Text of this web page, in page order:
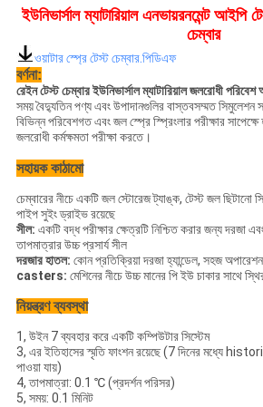
গোপনীয়তা
নীতি
ইউনিভার্সাল ম্যাটারিয়াল এনভায়রনমেন্ট আইপি
চেম্বার
ওয়াটার স্প্রে টেস্ট চেম্বার.পিডিএফ
বর্ণনা:
রেইন টেস্ট চেম্বার ইউনিভার্সাল ম্যাটারিয়াল জলরোধী
সময় বৈদ্যুতিন পণ্য এবং উপাদানগুলির বাস্তবসম্মত সিমুলেশন
বিভিন্ন পরিবেশগত এবং জল স্প্রে স্প্রিংলার পরীক্ষার
জলরোধী কর্মক্ষমতা পরীক্ষা করতে।
সহায়ক কাঠামো
চেম্বারের নীচে একটি জল স্টোরেজ ট্যাঙ্ক, টেস্ট জল ছিটানো
পাইপ সুইং ড্রাইভ রয়েছে
সীল: একটি বদ্ধ পরীক্ষার ক্ষেত্রটি নিশ্চিত করার জন্য দরজা
তাপমাত্রার উচ্চ প্রসার্য সীল
দরজার হাতল: কোন প্রতিক্রিয়া দরজা হ্যান্ডেল, সহজ অপারেশন
casters: মেশিনের নীচে উচ্চ মানের পি ইউ চাকার সাথে
নিয়ন্ত্রণ ব্যবস্থা
1, উইন 7 ব্যবহার করে একটি কম্পিউটার সিস্টেম
3, এর ইতিহাসের স্মৃতি ফাংশন রয়েছে (7 দিনের মধ্যে
পাওয়া যায়)
4, তাপমাত্রা: 0.1 ℃ (প্রদর্শন পরিসর)
5, সময়: 0.1 মিনিট